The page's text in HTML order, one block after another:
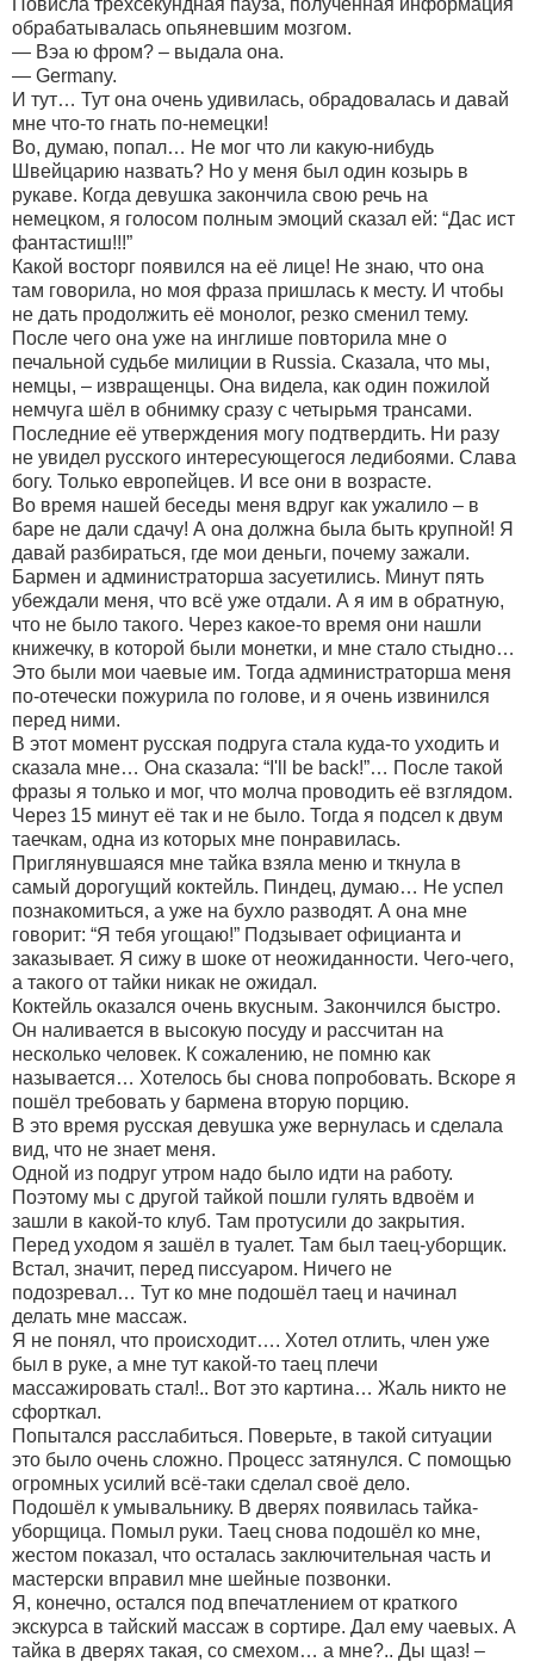
обрабатывалась опьяневшим мозгом.
— Вэа ю фром? – выдала она.
— Germany.
И тут… Тут она очень удивилась, обрадовалась и давай
мне что-то гнать по-немецки!
Во, думаю, попал… Не мог что ли какую-нибудь
Швейцарию назвать? Но у меня был один козырь в
рукаве. Когда девушка закончила свою речь на
немецком, я голосом полным эмоций сказал ей: “Дас ист
фантастиш!!!”
Какой восторг появился на её лице! Не знаю, что она
там говорила, но моя фраза пришлась к месту. И чтобы
не дать продолжить её монолог, резко сменил тему.
После чего она уже на инглише повторила мне о
печальной судьбе милиции в Russia. Сказала, что мы,
немцы, – извращенцы. Она видела, как один пожилой
немчуга шёл в обнимку сразу с четырьмя трансами.
Последние её утверждения могу подтвердить. Ни разу
не увидел русского интересующегося ледибоями. Слава
богу. Только европейцев. И все они в возрасте.
Во время нашей беседы меня вдруг как ужалило – в
баре не дали сдачу! А она должна была быть крупной! Я
давай разбираться, где мои деньги, почему зажали.
Бармен и администраторша засуетились. Минут пять
убеждали меня, что всё уже отдали. А я им в обратную,
что не было такого. Через какое-то время они нашли
книжечку, в которой были монетки, и мне стало стыдно…
Это были мои чаевые им. Тогда администраторша меня
по-отечески пожурила по голове, и я очень извинился
перед ними.
В этот момент русская подруга стала куда-то уходить и
сказала мне… Она сказала: “I'll be back!”… После такой
фразы я только и мог, что молча проводить её взглядом.
Через 15 минут её так и не было. Тогда я подсел к двум
таечкам, одна из которых мне понравилась.
Приглянувшаяся мне тайка взяла меню и ткнула в
самый дорогущий коктейль. Пиндец, думаю… Не успел
познакомиться, а уже на бухло разводят. А она мне
говорит: “Я тебя угощаю!” Подзывает официанта и
заказывает. Я сижу в шоке от неожиданности. Чего-чего,
а такого от тайки никак не ожидал.
Коктейль оказался очень вкусным. Закончился быстро.
Он наливается в высокую посуду и рассчитан на
несколько человек. К сожалению, не помню как
называется… Хотелось бы снова попробовать. Вскоре я
пошёл требовать у бармена вторую порцию.
В это время русская девушка уже вернулась и сделала
вид, что не знает меня.
Одной из подруг утром надо было идти на работу.
Поэтому мы с другой тайкой пошли гулять вдвоём и
зашли в какой-то клуб. Там протусили до закрытия.
Перед уходом я зашёл в туалет. Там был таец-уборщик.
Встал, значит, перед писсуаром. Ничего не
подозревал… Тут ко мне подошёл таец и начинал
делать мне массаж.
Я не понял, что происходит…. Хотел отлить, член уже
был в руке, а мне тут какой-то таец плечи
массажировать стал!.. Вот это картина… Жаль никто не
сфорткал.
Попытался расслабиться. Поверьте, в такой ситуации
это было очень сложно. Процесс затянулся. С помощью
огромных усилий всё-таки сделал своё дело.
Подошёл к умывальнику. В дверях появилась тайка-
уборщица. Помыл руки. Таец снова подошёл ко мне,
жестом показал, что осталась заключительная часть и
мастерски вправил мне шейные позвонки.
Я, конечно, остался под впечатлением от краткого
экскурса в тайский массаж в сортире. Дал ему чаевых. А
тайка в дверях такая, со смехом… а мне?.. Ды щаз! –